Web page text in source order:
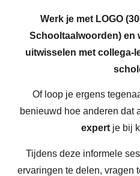
Werk je met LOGO
Schooltaalwoorden) en
uitwisselen met collega-
Of loop je ergens
benieuwd hoe anderen dat
expert je bij
Tijdens deze informele
ervaringen te delen, vragen